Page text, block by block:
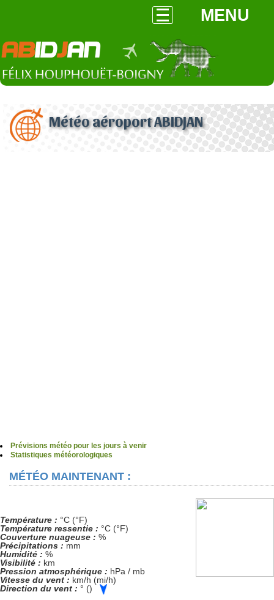
MENU
Météo aéroport ABIDJAN
Prévisions météo pour les jours à venir
Statistiques météorologiques
MÉTÉO MAINTENANT :
Température : °C (°F)
Température ressentie : °C (°F)
Couverture nuageuse : %
Précipitations : mm
Humidité : %
Visibilité : km
Pression atmosphérique : hPa / mb
Vitesse du vent : km/h (mi/h)
Direction du vent : ° ()